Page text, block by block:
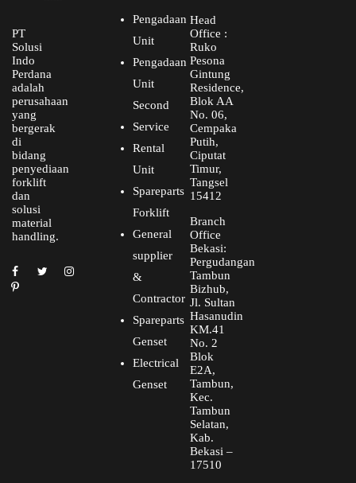
PT
Solusi
Indo
Perdana
adalah
perusahaan
yang
bergerak
di
bidang
penyediaan
forklift
dan
solusi
material
handling.
Pengadaan
Unit
Pengadaan
Unit
Second
Service
Rental
Unit
Spareparts
Forklift
General
supplier
&
Contractor
Spareparts
Genset
Electrical
Genset
Head
Office :
Ruko
Pesona
Gintung
Residence,
Blok AA
No. 06,
Cempaka
Putih,
Ciputat
Timur,
Tangsel
15412
Branch
Office
Bekasi:
Pergudangan
Tambun
Bizhub,
Jl. Sultan
Hasanudin
KM.41
No. 2
Blok
E2A,
Tambun,
Kec.
Tambun
Selatan,
Kab.
Bekasi –
17510